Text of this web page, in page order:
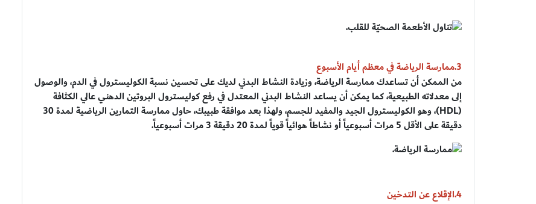
3.ممارسة الرياضة في معظم أيام الأسبوع
من الممكن أن تساعدك ممارسة الرياضة، وزيادة النشاط البدني لديك على تحسين نسبة الكوليسترول في الدم، والوصول
إلى معدلاته الطبيعية، كما يمكن أن يساعد النشاط البدني المعتدل في رفع كوليسترول البروتين الدهني عالي الكثافة
(HDL)، وهو الكوليسترول الجيد والمفيد للجسم، ولهذا بعد موافقة طبيبك، حاول ممارسة التمارين الرياضية لمدة 30
دقيقة على الأقل 5 مرات أسبوعياً أو نشاطاً هوائياً قوياً لمدة 20 دقيقة 3 مرات أسبوعياً.
4.الإقلاع عن التدخين